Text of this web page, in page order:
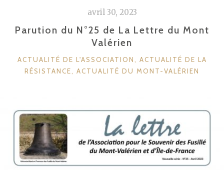
ET
À
TOUTE
RÉSISTANCE »
avril 30, 2023
Parution du N°25 de La Lettre du Mont
Valérien
CATÉGORIES
ACTUALITÉ DE L'ASSOCIATION, ACTUALITÉ DE LA
RÉSISTANCE, ACTUALITÉ DU MONT-VALÉRIEN